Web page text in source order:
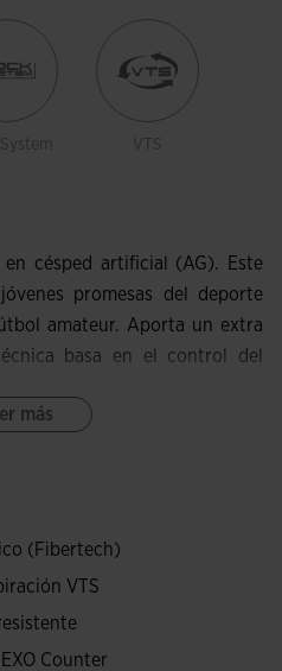
VTS
césped artificial (AG). Este
promesas del deporte
amateur. Aporta un extra
basa en el control del
comodidad. Este material
COUNTER trasero para dar
más
(Fibertech)
VTS
Counter